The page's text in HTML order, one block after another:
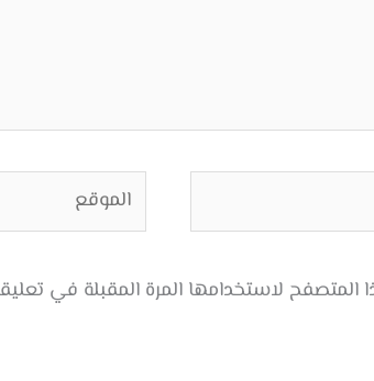
الموقع
لاستخدامها المرة المقبلة في